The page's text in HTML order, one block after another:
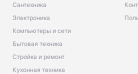
Сантехника
Электроника
Компьютеры и сети
Бытовая техника
Стройка и ремонт
Кухонная техника